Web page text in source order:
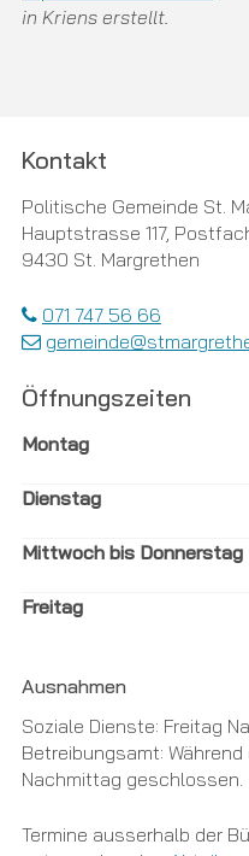
in Kriens erstellt.
Footer
Kontakt
Politische Gemeinde St.
Hauptstrasse 117,
9430 St. Margrethen
071 747 56 66
Öffnungszeiten
TagÖffnungszeiten
Montag
Dienstag
Mittwoch bis Donnerstag
Freitag
Ausnahmen
Soziale Dienste: Freitag
Betreibungsamt:
Nachmittag geschlossen.
Termine ausserhalb der